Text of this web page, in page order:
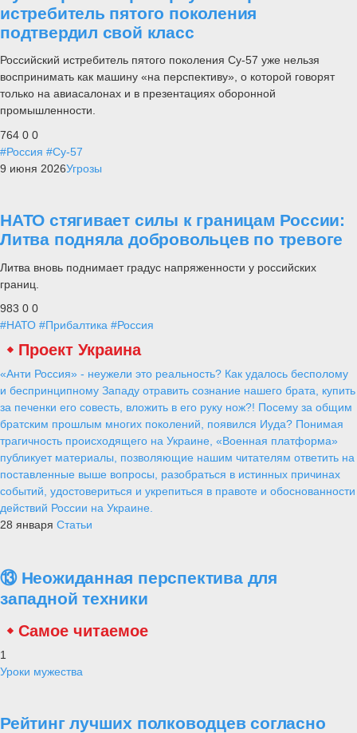
истребитель пятого поколения
подтвердил свой класс
Российский истребитель пятого поколения Су-57 уже нельзя
воспринимать как машину «на перспективу», о которой говорят
только на авиасалонах и в презентациях оборонной
промышленности.
764 0 0
#Россия #Су-57
9 июня 2026Угрозы
НАТО стягивает силы к границам России:
Литва подняла добровольцев по тревоге
Литва вновь поднимает градус напряженности у российских
границ.
983 0 0
#НАТО #Прибалтика #Россия
В Коломне почтили память защитников
Отечества
Alex
21 ноября 2025
1 056
0
21 ноября в Мемориальном парке Коломны состоялось
возложение венков и цветов - в честь павших защитников Родины.